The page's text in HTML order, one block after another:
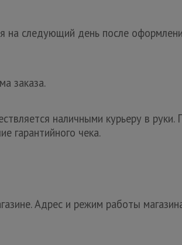
на следующий день после
заказа.
наличными курьеру в руки.
гарантийного чека.
Адрес и режим работы